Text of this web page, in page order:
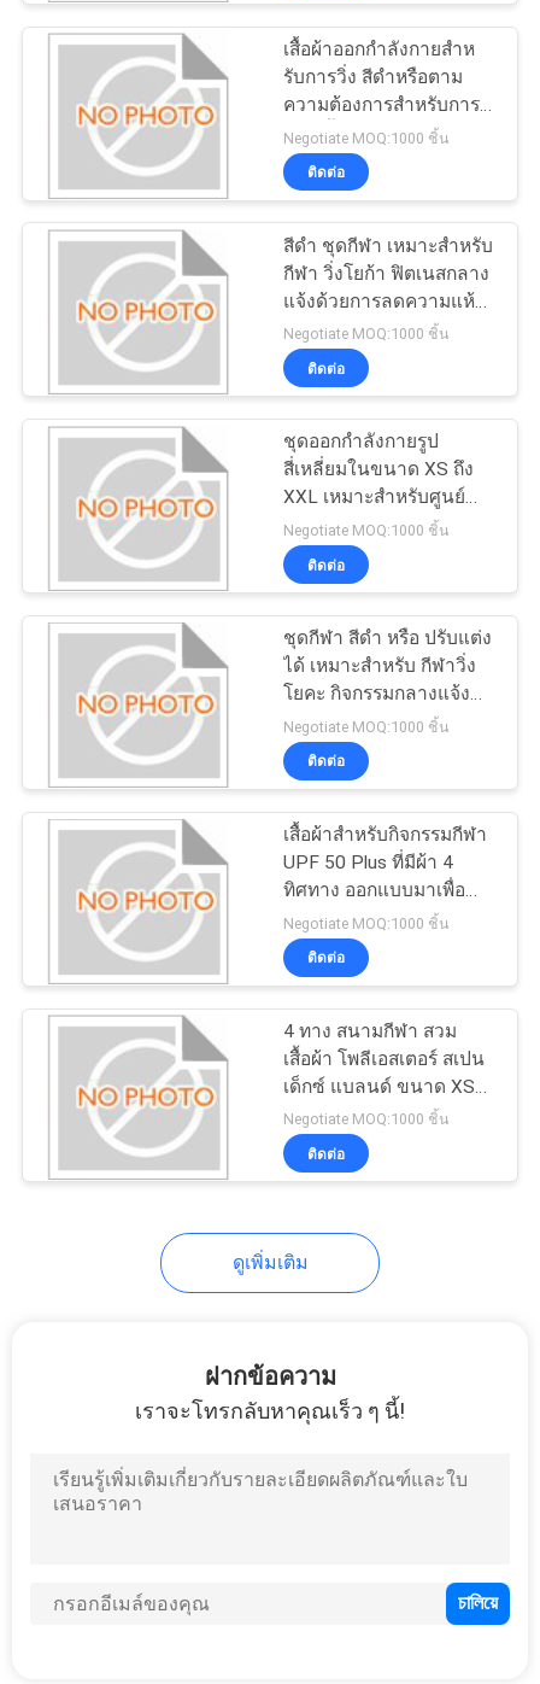
กระเป๋าช้อปปิ้งผ้าไม่
ทอ
กระเป๋าเป้กันน้ำ
Eva อิเล็กทรอนิกส์
กรณี
46
เสื้อผ้ากีฬา
19
กระเป๋าหิ้ว Neoprene
กระเป๋าดินสอ EVA
เสื้อผ้าออกกําลังกายสําห
รับการวิ่ง สีดําหรือตาม
ความต้องการสําหรับการ
ผลิตเสื้อผ้ากีฬาและผู้จํา
หน่ายเสื้อผ้ากีฬา
Negotiate MOQ:1000 ชิ้น
ติดต่อ
สีดํา ชุดกีฬา เหมาะสําหรับ
กีฬา วิ่งโยก้า ฟิตเนสกลาง
แจ้งด้วยการลดความแห้ง
การดูแลที่ต่ํา คําแนะนําผ้า
อ่อนและความยืดหยุ่น
Negotiate MOQ:1000 ชิ้น
ติดต่อ
ชุดออกกําลังกายรูป
สี่เหลี่ยมในขนาด XS ถึง
XXL เหมาะสําหรับศูนย์
ฟิตเนส ทีมกีฬาและนักค้า
ปลีกกีฬา
Negotiate MOQ:1000 ชิ้น
ติดต่อ
ชุดกีฬา สีดำ หรือ ปรับแต่ง
ได้ เหมาะสำหรับ กีฬาวิ่ง
โยคะ กิจกรรมกลางแจ้ง
ฟิตเนส โครงสร้างสี่เหลี่ยม
ผืนผ้า เย็บตะเข็บรับประกัน
ความทนทาน
Negotiate MOQ:1000 ชิ้น
ติดต่อ
เสื้อผ้าสำหรับกิจกรรมกีฬา
UPF 50 Plus ที่มีผ้า 4
ทิศทาง ออกแบบมาเพื่อ
ความสบายในการ
เคลื่อนไหวและการป้องกัน
แสงแดด
Negotiate MOQ:1000 ชิ้น
ติดต่อ
4 ทาง สนามกีฬา สวม
เสื้อผ้า โพลีเอสเตอร์ สเปน
เด็กซ์ แบลนด์ ขนาด XS
ถึง XXL ออกแบบเพื่อความ
สะดวกสบายและความ
เคลื่อนไหวสูงสุด
Negotiate MOQ:1000 ชิ้น
ติดต่อ
ดูเพิ่มเติม
ฝากข้อความ
เราจะโทรกลับหาคุณเร็ว ๆ นี้!